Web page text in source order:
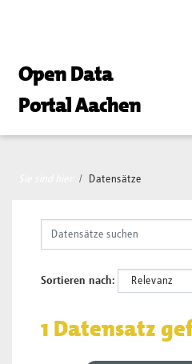
Open Data
Portal Aachen
Datensätze
Sortieren nach
1 Datensatz